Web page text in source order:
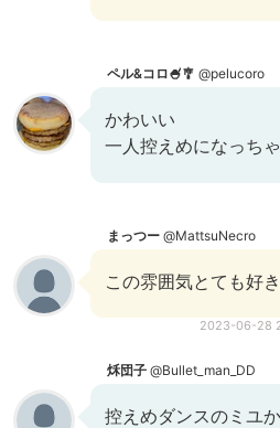
ペル&コロ🍧🎐 @pelucoro
かわいい
一人控えめになっち
まっつー @MattsuNecro
この雰囲気とても好
2023-06-28
秌団子 @Bullet_man_DD
控えめダンスのミユ